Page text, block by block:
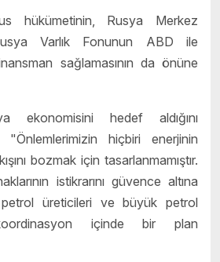
hükümetinin, Rusya Merkez
Varlık Fonunun ABD ile
sağlamasının da önüne
ekonomisini hedef aldığını
hiçbiri enerjinin
bozmak için tasarlanmamıştır.
istikrarını güvence altına
üreticileri ve büyük petrol
içinde bir plan